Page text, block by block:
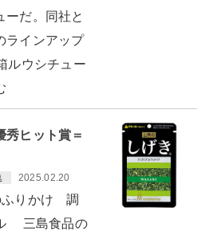
ーだ。同社と
ラインアップ
ルウシチュー
秀ヒット賞＝
2025.02.20
りかけ 調
三島食品の